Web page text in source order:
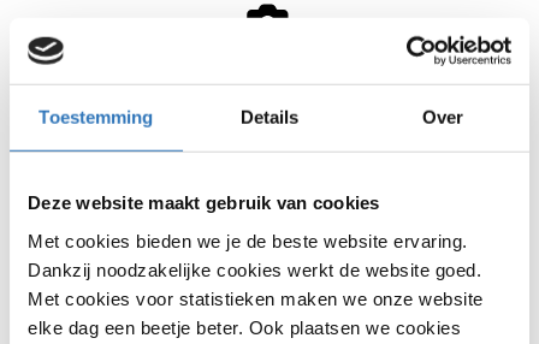
Toestemming Details Over
Deze website maakt gebruik van cookies
Met cookies bieden we je de beste website ervaring.
Dankzij noodzakelijke cookies werkt de website goed.
Met cookies voor statistieken maken we onze website
elke dag een beetje beter. Ook plaatsen we cookies
Strijen
Gazelle Orange T24 verende voorvork
Bike Totaal van der Koog
Strijen
€399,-